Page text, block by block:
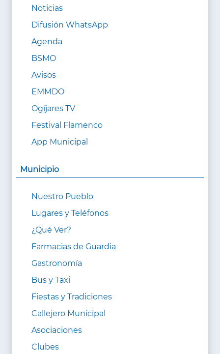
Noticias
Difusión WhatsApp
Agenda
BSMO
Avisos
EMMDO
Ogíjares TV
Festival Flamenco
App Municipal
Municipio
Nuestro Pueblo
Lugares y Teléfonos
¿Qué Ver?
Farmacias de Guardia
Gastronomía
Bus y Taxi
Fiestas y Tradiciones
Callejero Municipal
Asociaciones
Clubes